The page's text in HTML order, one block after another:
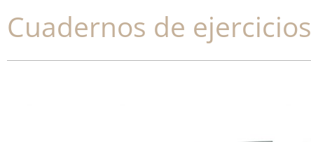
Cuadernos de ejercicios